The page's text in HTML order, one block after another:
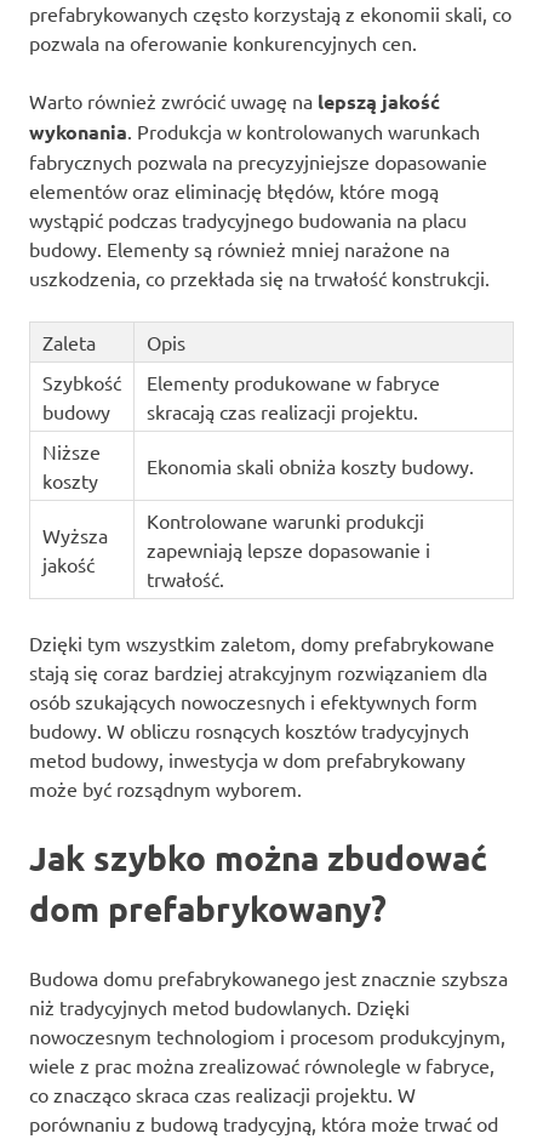
prefabrykowanych często korzystają z ekonomii skali, co
pozwala na oferowanie konkurencyjnych cen.
Warto również zwrócić uwagę na lepszą jakość
wykonania. Produkcja w kontrolowanych warunkach
fabrycznych pozwala na precyzyjniejsze dopasowanie
elementów oraz eliminację błędów, które mogą
wystąpić podczas tradycyjnego budowania na placu
budowy. Elementy są również mniej narażone na
uszkodzenia, co przekłada się na trwałość konstrukcji.
Zaleta
Opis
Szybkość
budowy
Elementy produkowane w fabryce
skracają czas realizacji projektu.
Niższe
koszty
Ekonomia skali obniża koszty budowy.
Wyższa
jakość
Kontrolowane warunki produkcji
zapewniają lepsze dopasowanie i
trwałość.
Dzięki tym wszystkim zaletom, domy prefabrykowane
stają się coraz bardziej atrakcyjnym rozwiązaniem dla
osób szukających nowoczesnych i efektywnych form
budowy. W obliczu rosnących kosztów tradycyjnych
metod budowy, inwestycja w dom prefabrykowany
może być rozsądnym wyborem.
Jak szybko można zbudować
dom prefabrykowany?
Budowa domu prefabrykowanego jest znacznie szybsza
niż tradycyjnych metod budowlanych. Dzięki
nowoczesnym technologiom i procesom produkcyjnym,
wiele z prac można zrealizować równolegle w fabryce,
co znacząco skraca czas realizacji projektu. W
porównaniu z budową tradycyjną, która może trwać od